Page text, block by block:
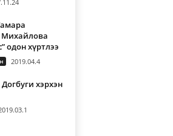
Михайлова
одон хүртлээ
2019.04.4
хэрхэн